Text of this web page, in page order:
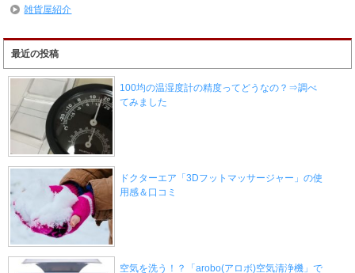
雑貨屋紹介
最近の投稿
100均の温湿度計の精度ってどうなの？⇒調べ
てみました
ドクターエア「3Dフットマッサージャー」の使
用感＆口コミ
空気を洗う！？「arobo(アロボ)空気清浄機」で